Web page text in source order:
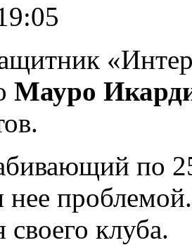
Мауро
по
нее
своего клуба.